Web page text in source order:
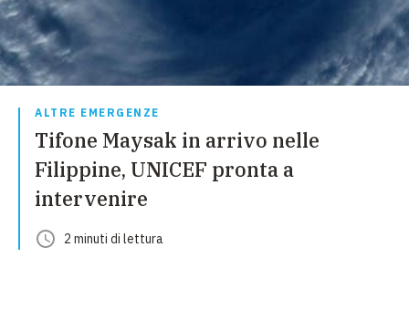
ALTRE EMERGENZE
Tifone Maysak in arrivo nelle
Filippine, UNICEF pronta a
intervenire
2 minuti di lettura